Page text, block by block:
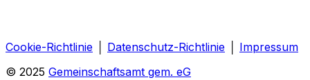
Cookie-Richtlinie Datenschutz-Richtlinie
Impressum
© 2025 Gemeinschaftsamt gem. eG